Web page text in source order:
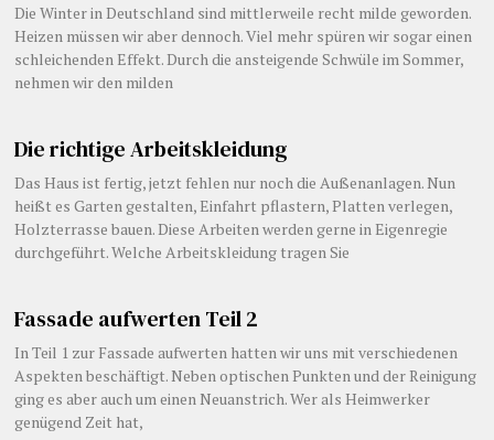
Die Winter in Deutschland sind mittlerweile recht milde geworden.
Heizen müssen wir aber dennoch. Viel mehr spüren wir sogar einen
schleichenden Effekt. Durch die ansteigende Schwüle im Sommer,
nehmen wir den milden
Die richtige Arbeitskleidung
Das Haus ist fertig, jetzt fehlen nur noch die Außenanlagen. Nun
heißt es Garten gestalten, Einfahrt pflastern, Platten verlegen,
Holzterrasse bauen. Diese Arbeiten werden gerne in Eigenregie
durchgeführt. Welche Arbeitskleidung tragen Sie
Fassade aufwerten Teil 2
In Teil 1 zur Fassade aufwerten hatten wir uns mit verschiedenen
Aspekten beschäftigt. Neben optischen Punkten und der Reinigung
ging es aber auch um einen Neuanstrich. Wer als Heimwerker
genügend Zeit hat,